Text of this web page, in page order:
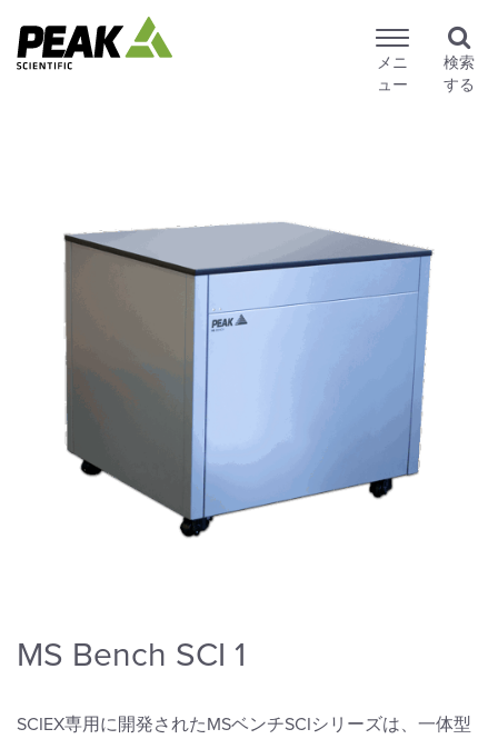
メニ
ュー
検索
する
MS Bench SCI 1
SCIEX専用に開発されたMSベンチSCIシリーズは、一体型